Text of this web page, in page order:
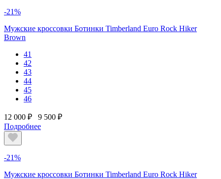
-21%
Мужские кроссовки Ботинки Timberland Euro Rock Hiker
Brown
41
42
43
44
45
46
12 000 ₽
9 500 ₽
Подробнее
-21%
Мужские кроссовки Ботинки Timberland Euro Rock Hiker